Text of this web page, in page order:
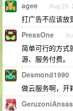
agee Aug 29,
打广告不应该放
PressOne
简单可行的方式
源、服务付费。
Desmond1990
做云服务啊，开